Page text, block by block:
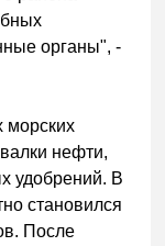
органы", -
морских
нефти,
удобрений. В
становился
После